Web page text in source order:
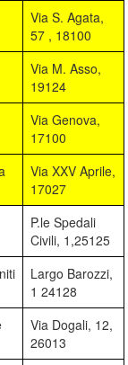
Via S. Agata,
57 , 18100
Via M. Asso,
19124
Via Genova,
17100
Via XXV Aprile,
17027
P.le Spedali
Civili, 1,25125
Largo Barozzi,
1 24128
Via Dogali, 12,
26013